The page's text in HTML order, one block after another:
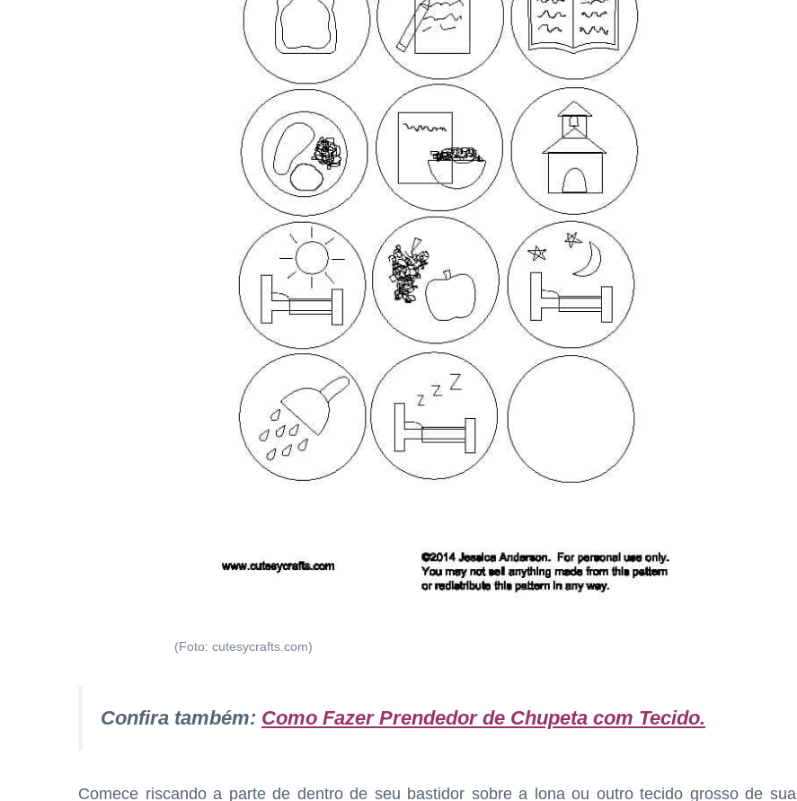
(Foto: cutesycrafts.com)
Confira também: Como Fazer Prendedor de Chupeta com Tecido.
Comece riscando a parte de dentro de seu bastidor sobre a lona ou outro tecido grosso de sua